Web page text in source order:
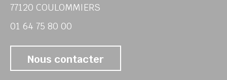
77120 COULOMMIERS
01 64 75 80 00
Nous contacter